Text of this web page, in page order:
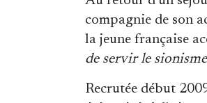
compagnie de son
la jeune française
de servir le
Recrutée début